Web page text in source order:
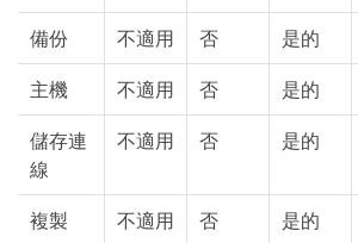
備份 不適用 否 是的
主機 不適用 否 是的
儲存連
線
不適用 否 是的
複製 不適用 否 是的